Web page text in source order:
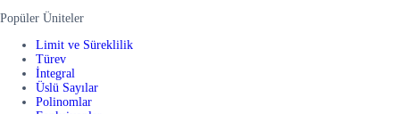
Popüler Üniteler
Limit ve Süreklilik
Türev
İntegral
Üslü Sayılar
Polinomlar